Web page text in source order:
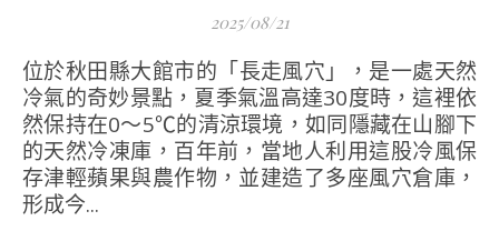
2025/08/21
位於秋田縣大館市的「長走風穴」，是一處天然
冷氣的奇妙景點，夏季氣溫高達30度時，這裡依
然保持在0～5℃的清涼環境，如同隱藏在山腳下
的天然冷凍庫，百年前，當地人利用這股冷風保
存津輕蘋果與農作物，並建造了多座風穴倉庫，
形成今...